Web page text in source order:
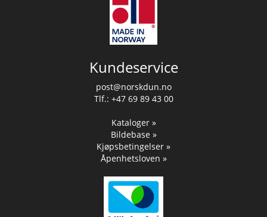
Kundeservice
post@norskdun.no
Tlf.: +47 69 89 43 00
Kataloger »
Bildebase »
Kjøpsbetingelser »
Åpenhetsloven »